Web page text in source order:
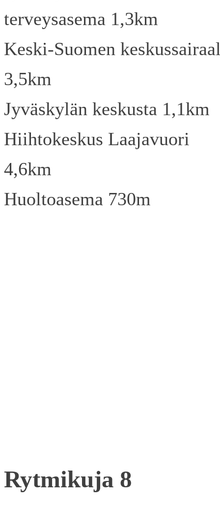
terveysasema 1,3km
Keski-Suomen
3,5km
Jyväskylän keskusta 1,1km
Hiihtokeskus Laajavuori
4,6km
Huoltoasema 730m
Rytmikuja 8